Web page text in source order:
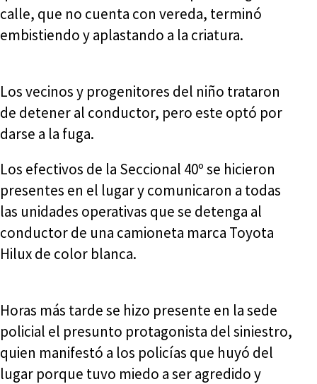
calle, que no cuenta con vereda, terminó
embistiendo y aplastando a la criatura.
Los vecinos y progenitores del niño trataron
de detener al conductor, pero este optó por
darse a la fuga.
Los efectivos de la Seccional 40º se hicieron
presentes en el lugar y comunicaron a todas
las unidades operativas que se detenga al
conductor de una camioneta marca Toyota
Hilux de color blanca.
Horas más tarde se hizo presente en la sede
policial el presunto protagonista del siniestro,
quien manifestó a los policías que huyó del
lugar porque tuvo miedo a ser agredido y